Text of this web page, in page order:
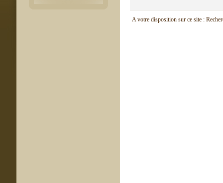
A votre disposition sur ce site :